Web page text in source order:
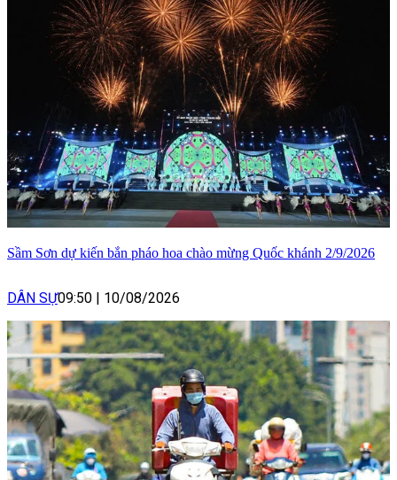
Sầm Sơn dự kiến bắn pháo hoa chào mừng Quốc khánh 2/9/2026
DÂN SỰ09:50 10/08/2026